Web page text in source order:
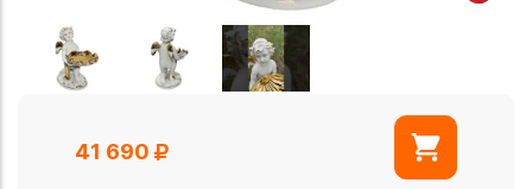
41 690